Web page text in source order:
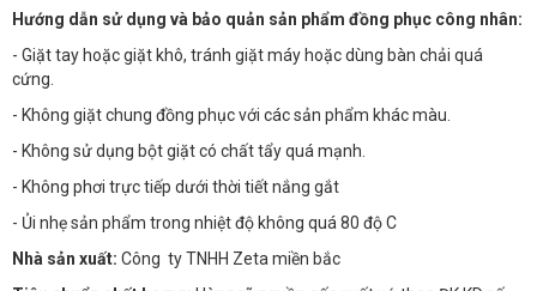
Hướng dẫn sử dụng và bảo quản sản phẩm đồng phục công nhân:
- Giặt tay hoặc giặt khô, tránh giặt máy hoặc dùng bàn chải quá
cứng.
- Không giặt chung đồng phục với các sản phẩm khác màu.
- Không sử dụng bột giặt có chất tẩy quá mạnh.
- Không phơi trực tiếp dưới thời tiết nắng gắt
- Ủi nhẹ sản phẩm trong nhiệt độ không quá 80 độ C
Nhà sản xuất: Công ty TNHH Zeta miền bắc